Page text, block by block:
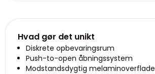
Hvad gør det unikt
Diskrete opbevaringsrum
Push-to-open åbningssystem
Modstandsdygtig melaminoverflade